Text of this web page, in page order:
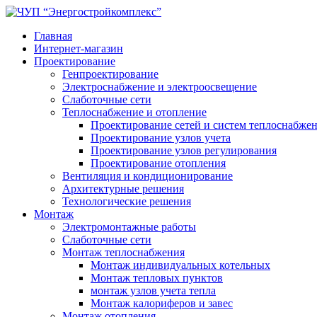
Главная
Интернет-магазин
Проектирование
Генпроектирование
Электроснабжение и электроосвещение
Слаботочные сети
Теплоснабжение и отопление
Проектирование сетей и систем
Проектирование узлов учета
Проектирование узлов регулирования
Проектирование отопления
Вентиляция и кондиционирование
Архитектурные решения
Технологические решения
Монтаж
Электромонтажные работы
Слаботочные сети
Монтаж теплоснабжения
Монтаж индивидуальных котельных
Монтаж тепловых пунктов
монтаж узлов учета тепла
Монтаж калориферов и завес